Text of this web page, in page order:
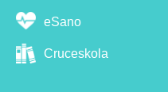
eSano
Cruceskola